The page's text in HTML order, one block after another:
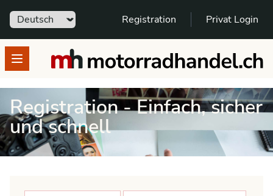
Sprache Registration Privat Login
Open menumotorradhandel.ch
Registration - Einfach, sicher
und schnell